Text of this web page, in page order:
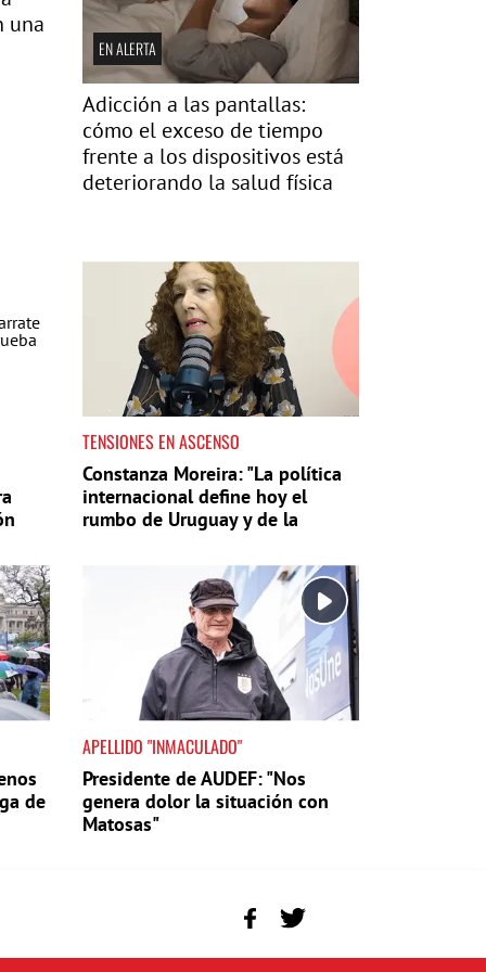
una
EN ALERTA
Adicción a las pantallas:
cómo el exceso de tiempo
frente a los dispositivos está
deteriorando la salud física
TENSIONES EN ASCENSO
Constanza Moreira: "La política
internacional define hoy el
rumbo de Uruguay y de la
de
APELLIDO "INMACULADO"
Presidente de AUDEF: "Nos
genera dolor la situación con
Matosas"